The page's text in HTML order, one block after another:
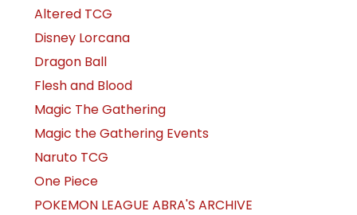
Altered TCG
Disney Lorcana
Dragon Ball
Flesh and Blood
Magic The Gathering
Magic the Gathering Events
Naruto TCG
One Piece
POKEMON LEAGUE ABRA'S ARCHIVE